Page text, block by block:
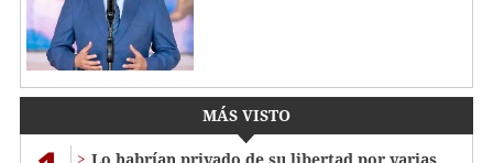
MÁS VISTO